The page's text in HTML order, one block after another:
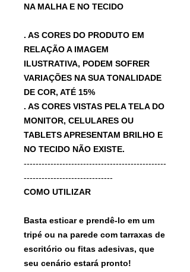
NA MALHA E NO TECIDO
. AS CORES DO PRODUTO EM
RELAÇÃO A IMAGEM
ILUSTRATIVA, PODEM SOFRER
VARIAÇÕES NA SUA TONALIDADE
DE COR, ATÉ 15%
. AS CORES VISTAS PELA TELA DO
MONITOR, CELULARES OU
TABLETS APRESENTAM BRILHO E
NO TECIDO NÃO EXISTE.
------------------------------------------------
------------------------------
COMO UTILIZAR
Basta esticar e prendê-lo em um
tripé ou na parede com tarraxas de
escritório ou fitas adesivas, que
seu cenário estará pronto!